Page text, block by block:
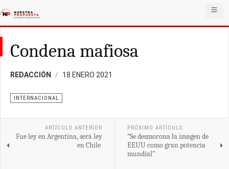
Condena mafiosa
REDACCIÓN 18 ENERO 2021
INTERNACIONAL
ARTÍCULO ANTERIOR
Fue ley en Argentina, será ley
en Chile
PRÓXIMO ARTÍCULO
“Se desmorona la imagen de
EEUU como gran potencia
mundial”